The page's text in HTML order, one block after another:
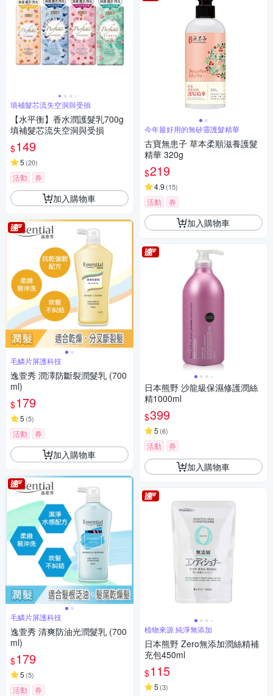
填補髮芯流失空洞與受損
【水平衡】香水潤護髮乳700g
填補髮芯流失空洞與受損
$149
5 (20)
活動 券
加入購物車
毛鱗片屏護科技
逸萱秀 潤澤防斷裂潤髮乳 (700
ml)
$179
5 (5)
活動 券
加入購物車
毛鱗片屏護科技
逸萱秀 清爽防油光潤髮乳 (700
ml)
$179
5 (5)
活動 券
今年最好用的無矽靈護髮精華
古寶無患子 草本柔順滋養護髮
精華 320g
$219
4.9 (15)
活動 券
加入購物車
日本熊野 沙龍級保濕修護潤絲
精1000ml
$399
5 (6)
活動 券
加入購物車
植物來源 純淨無添加
日本熊野 Zero無添加潤絲精補
充包450ml
$115
5 (3)